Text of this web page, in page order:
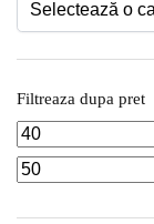
Filtreaza dupa pret